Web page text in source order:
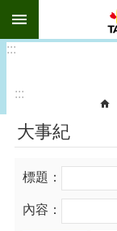
跳到主要內容區塊
:::
:::
大事紀
標題：
內容：